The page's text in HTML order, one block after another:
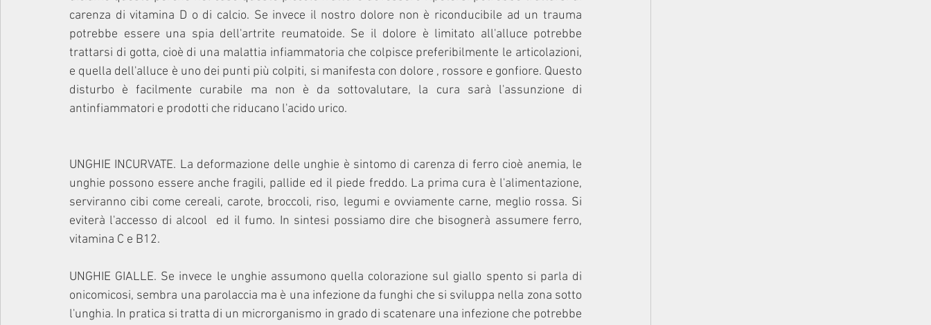
carenza di vitamina D o di calcio. Se invece il nostro dolore non è riconducibile ad un trauma
potrebbe essere una spia dell'artrite reumatoide. Se il dolore è limitato all'alluce potrebbe
trattarsi di gotta, cioè di una malattia infiammatoria che colpisce preferibilmente le articolazioni,
e quella dell'alluce è uno dei punti più colpiti, si manifesta con dolore , rossore e gonfiore. Questo
disturbo è facilmente curabile ma non è da sottovalutare, la cura sarà l'assunzione di
antinfiammatori e prodotti che riducano l'acido urico.
UNGHIE INCURVATE. La deformazione delle unghie è sintomo di carenza di ferro cioè anemia, le
unghie possono essere anche fragili, pallide ed il piede freddo. La prima cura è l'alimentazione,
serviranno cibi come cereali, carote, broccoli, riso, legumi e ovviamente carne, meglio rossa. Si
eviterà l'accesso di alcool  ed il fumo. In sintesi possiamo dire che bisognerà assumere ferro,
vitamina C e B12.
UNGHIE GIALLE. Se invece le unghie assumono quella colorazione sul giallo spento si parla di
onicomicosi, sembra una parolaccia ma è una infezione da funghi che si sviluppa nella zona sotto
l'unghia. In pratica si tratta di un microrganismo in grado di scatenare una infezione che potrebbe